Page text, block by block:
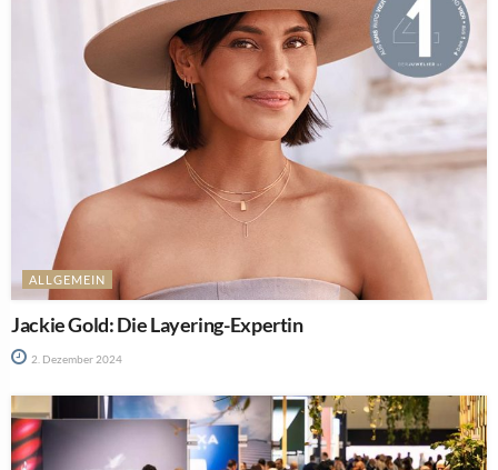
ALLGEMEIN
Jackie Gold: Die Layering-Expertin
2. Dezember 2024